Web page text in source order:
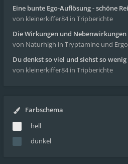
Eine bunte Ego-Auflösung - schöne
von kleinerkiffer84 in Tripberichte
Die Wirkungen und Nebenwirkungen
von Naturhigh in Tryptamine und
Du denkst so viel und siehst so wenig
von kleinerkiffer84 in Tripberichte
Farbschema
hell
dunkel